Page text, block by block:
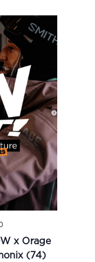
x Orage
(74)